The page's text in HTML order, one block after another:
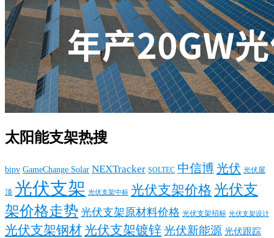
太阳能支架热搜
bipv GameChange Solar NEXTracker SOLTEC 中信博光伏 光伏屋
顶 光伏支架 光伏支架中标 光伏支架价格 光伏支
架价格走势 光伏支架原材料价格 光伏支架招标 光伏支架设计
光伏支架钢材光伏支架镀锌光伏新能源 光伏跟踪